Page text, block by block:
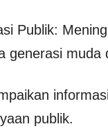
Publik:
generasi muda
publik.